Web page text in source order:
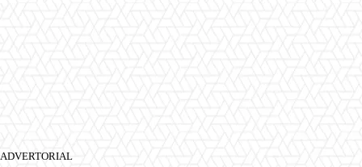
ADVERTORIAL